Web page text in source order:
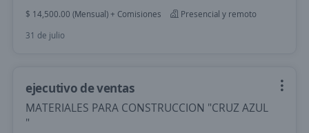
$ 14,500.00 (Mensual) + Comisiones
Presencial y remoto
31 de julio
ejecutivo de ventas
MATERIALES PARA CONSTRUCCION "CRUZ AZUL
"